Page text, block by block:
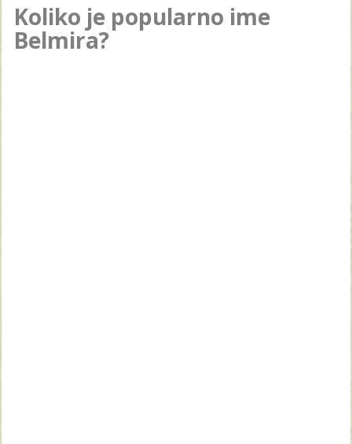
Koliko je popularno ime
Belmira?